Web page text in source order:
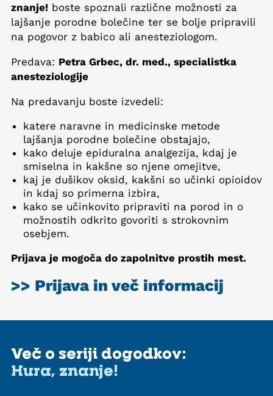
znanje! boste spoznali različne možnosti za
lajšanje porodne bolečine ter se bolje pripravili
na pogovor z babico ali anesteziologom.
Predava: Petra Grbec, dr. med., specialistka
anesteziologije
Na predavanju boste izvedeli:
katere naravne in medicinske metode
lajšanja porodne bolečine obstajajo,
kako deluje epiduralna analgezija, kdaj je
smiselna in kakšne so njene omejitve,
kaj je dušikov oksid, kakšni so učinki opioidov
in kdaj so primerna izbira,
kako se učinkovito pripraviti na porod in o
možnostih odkrito govoriti s strokovnim
osebjem.
Prijava je mogoča do zapolnitve prostih mest.
>> Prijava in več informacij
Več o seriji dogodkov:
Hura, znanje!